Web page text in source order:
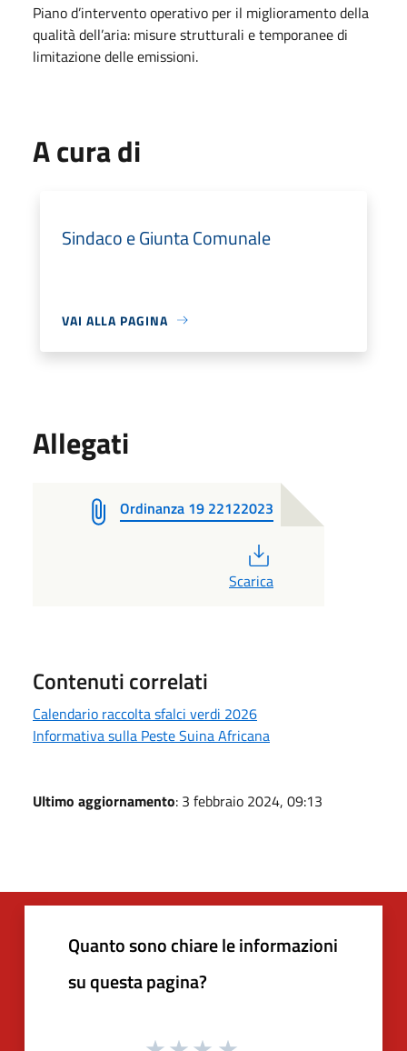
Piano d’intervento operativo per il miglioramento della
qualità dell’aria: misure strutturali e temporanee di
limitazione delle emissioni.
A cura di
Sindaco e Giunta Comunale
VAI ALLA PAGINA
Allegati
Ordinanza 19 22122023
Scarica
Contenuti correlati
Calendario raccolta sfalci verdi 2026
Informativa sulla Peste Suina Africana
Ultimo aggiornamento: 3 febbraio 2024, 09:13
Quanto sono chiare le informazioni
su questa pagina?